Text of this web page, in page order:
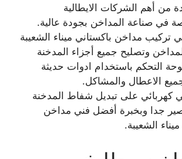
من أهم الشركات الايطالية
في صناعة المداخن بجودة عالية.
تركيب مداخن باكستاني ميناء الشعيبة
وتصليح جميع أجزاء المدخنة
التحكم باستخدام ادوات حديثة
الاعطال والمشاكل.
كهربائي على تبديل شفاط المدخنة
جدا وبخبرة أفضل فني مداخن
الشعيبة.